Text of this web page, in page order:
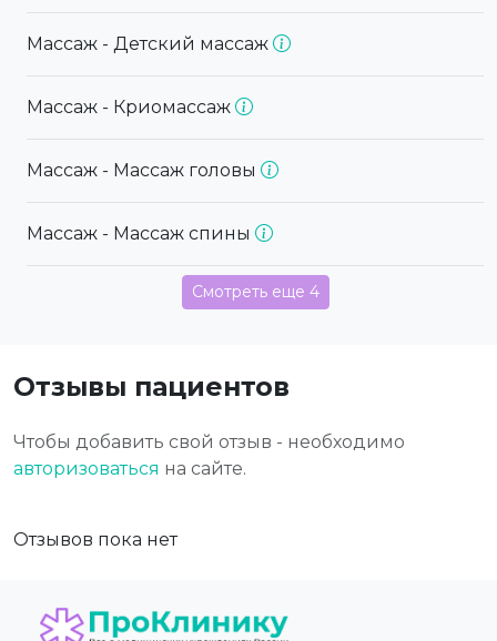
Массаж - Детский массаж
Массаж - Криомассаж
Массаж - Массаж головы
Массаж - Массаж спины
Смотреть еще 4
Отзывы пациентов
Чтобы добавить свой отзыв - необходимо
авторизоваться на сайте.
Отзывов пока нет